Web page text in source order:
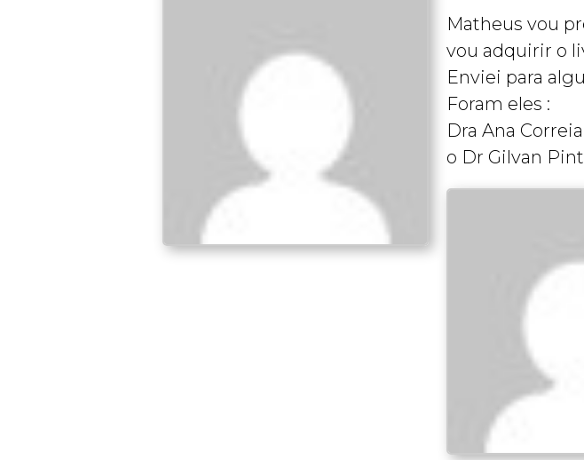
Matheus vou
vou adquirir o
Enviei para
Foram eles :
Dra Ana
o Dr Gilvan